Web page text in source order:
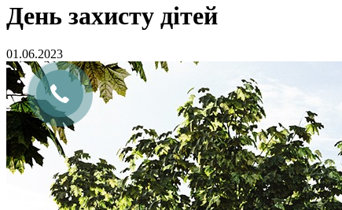
День захисту дітей
01.06.2023